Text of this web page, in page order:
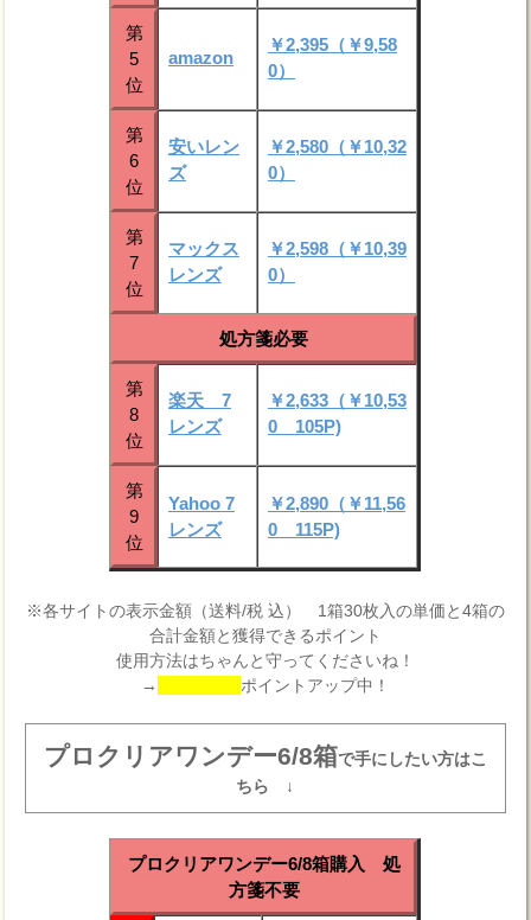
第
5
位
amazon
￥2,395（￥9,58
0）
第
6
位
安いレン
ズ
￥2,580（￥10,32
0）
第
7
位
マックス
レンズ
￥2,598（￥10,39
0）
処方箋必要
第
8
位
楽天 7
レンズ
￥2,633（￥10,53
0 105P)
第
9
位
Yahoo 7
レンズ
￥2,890（￥11,56
0 115P)
※各サイトの表示金額（送料/税 込） 1箱30枚入の単価と4箱の
合計金額と獲得できるポイント
使用方法はちゃんと守ってくださいね！
→
ポイントアップ中！
プロクリアワンデー6/8箱で手にしたい方はこ
ちら ↓
プロクリアワンデー6/8箱購入 処
方箋不要